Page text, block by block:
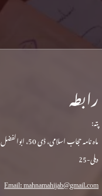
رابطہ
پتہ:
ماہ نامہ حجاب
دہلی-25
Email: mahnamahijab@gmail.com